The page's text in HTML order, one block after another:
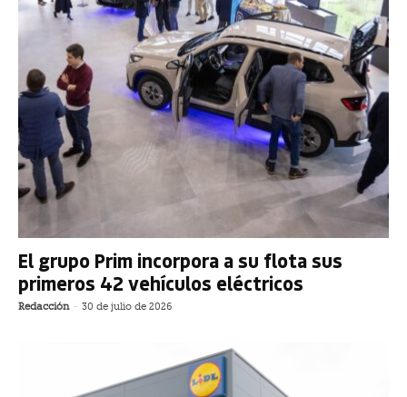
El grupo Prim incorpora a su flota sus
primeros 42 vehículos eléctricos
Redacción - 30 de julio de 2026